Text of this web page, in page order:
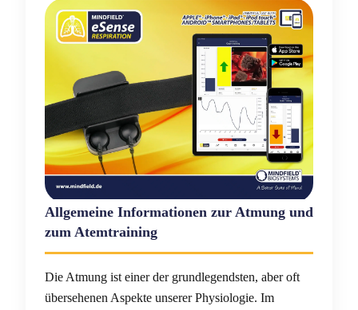
Allgemeine Informationen zur Atmung und
zum Atemtraining
Die Atmung ist einer der grundlegendsten, aber oft
übersehenen Aspekte unserer Physiologie. Im